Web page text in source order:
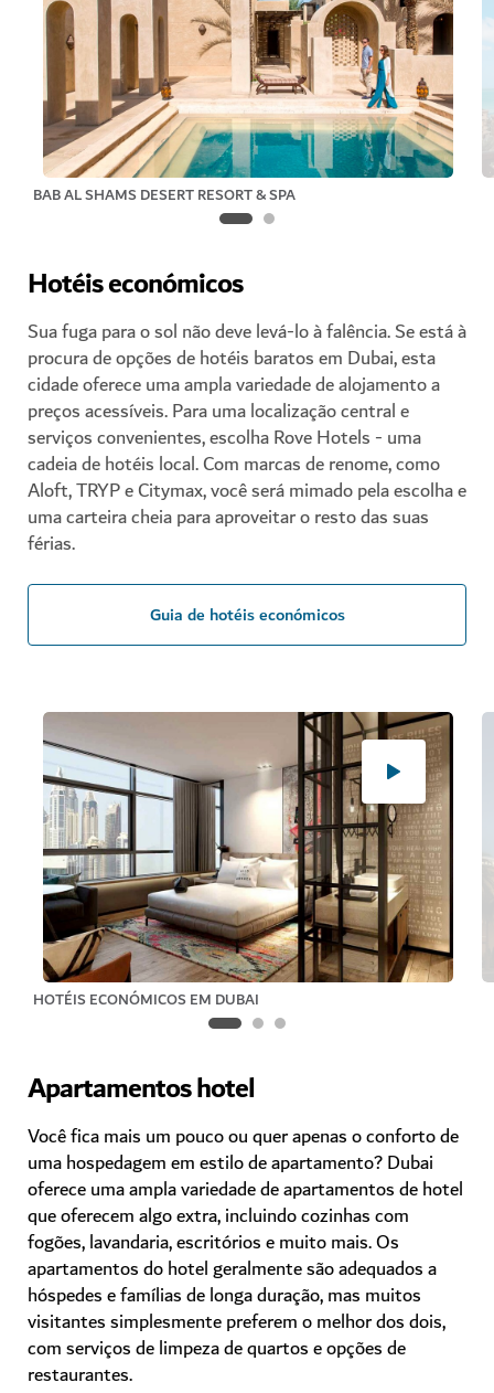
BAB AL SHAMS DESERT RESORT & SPA
Hotéis económicos
Sua fuga para o sol não deve levá-lo à falência. Se está à
procura de opções de hotéis baratos em Dubai, esta
cidade oferece uma ampla variedade de alojamento a
preços acessíveis. Para uma localização central e
serviços convenientes, escolha Rove Hotels - uma
cadeia de hotéis local. Com marcas de renome, como
Aloft, TRYP e Citymax, você será mimado pela escolha e
uma carteira cheia para aproveitar o resto das suas
férias.
Guia de hotéis económicos
HOTÉIS ECONÓMICOS EM DUBAI
Apartamentos hotel
Você fica mais um pouco ou quer apenas o conforto de
uma hospedagem em estilo de apartamento? Dubai
oferece uma ampla variedade de apartamentos de hotel
que oferecem algo extra, incluindo cozinhas com
fogões, lavandaria, escritórios e muito mais. Os
apartamentos do hotel geralmente são adequados a
hóspedes e famílias de longa duração, mas muitos
visitantes simplesmente preferem o melhor dos dois,
com serviços de limpeza de quartos e opções de
restaurantes.